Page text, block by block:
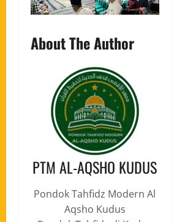
About The Author
PTM AL-AQSHO KUDUS
Pondok Tahfidz Modern Al
Aqsho Kudus